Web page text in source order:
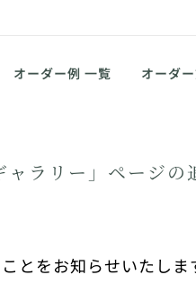
オーダー例 一覧 オーダ
ャラリー」ページの
とをお知らせいたしま